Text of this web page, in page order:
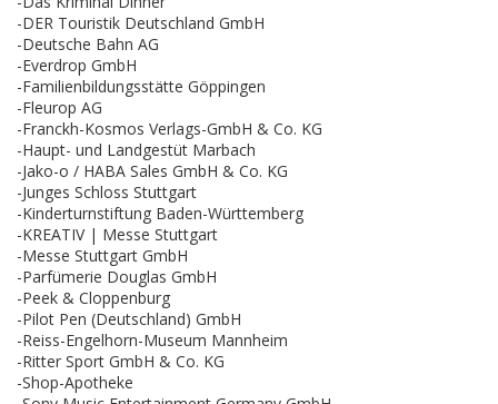
-DER Touristik Deutschland GmbH
-Deutsche Bahn AG
-Everdrop GmbH
-Familienbildungsstätte Göppingen
-Fleurop AG
-Franckh-Kosmos Verlags-GmbH & Co. KG
-Haupt- und Landgestüt Marbach
-Jako-o / HABA Sales GmbH & Co. KG
-Junges Schloss Stuttgart
-Kinderturnstiftung Baden-Württemberg
-KREATIV | Messe Stuttgart
-Messe Stuttgart GmbH
-Parfümerie Douglas GmbH
-Peek & Cloppenburg
-Pilot Pen (Deutschland) GmbH
-Reiss-Engelhorn-Museum Mannheim
-Ritter Sport GmbH & Co. KG
-Shop-Apotheke